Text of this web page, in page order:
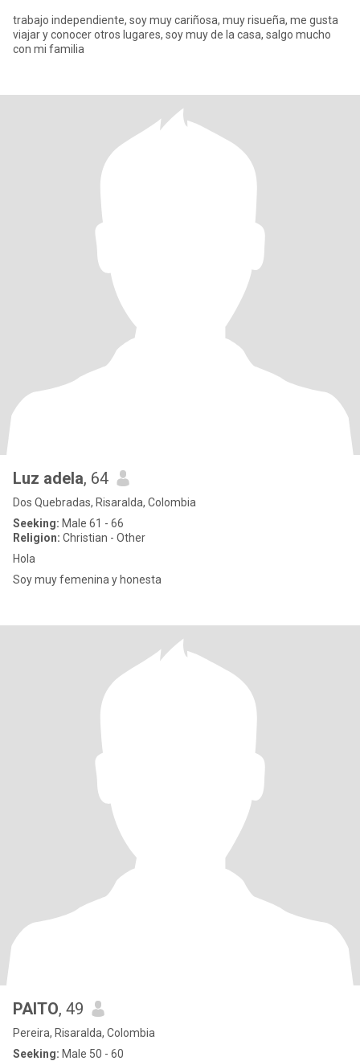
trabajo independiente, soy muy cariñosa, muy risueña, me gusta
viajar y conocer otros lugares, soy muy de la casa, salgo mucho
con mi familia
Luz adela, 64
Dos Quebradas, Risaralda, Colombia
Seeking: Male 61 - 66
Religion: Christian - Other
Hola
Soy muy femenina y honesta
PAITO, 49
Pereira, Risaralda, Colombia
Seeking: Male 50 - 60